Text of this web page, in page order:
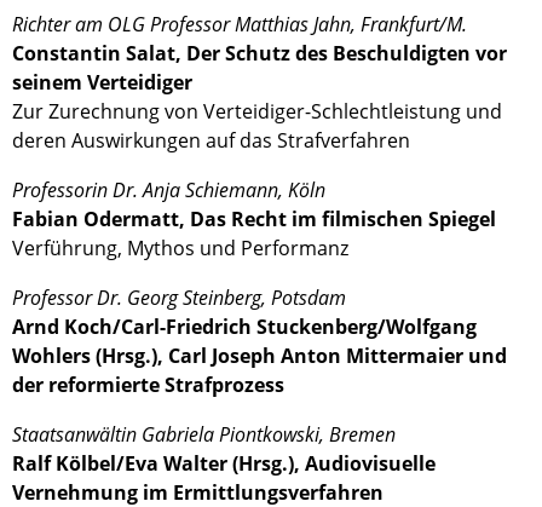
Richter am OLG Professor Matthias Jahn, Frankfurt/M.
Constantin Salat, Der Schutz des Beschuldigten vor
seinem Verteidiger
Zur Zurechnung von Verteidiger-Schlechtleistung und
deren Auswirkungen auf das Strafverfahren
Professorin Dr. Anja Schiemann, Köln
Fabian Odermatt, Das Recht im filmischen Spiegel
Verführung, Mythos und Performanz
Professor Dr. Georg Steinberg, Potsdam
Arnd Koch/Carl-Friedrich Stuckenberg/Wolfgang
Wohlers (Hrsg.), Carl Joseph Anton Mittermaier und
der reformierte Strafprozess
Staatsanwältin Gabriela Piontkowski, Bremen
Ralf Kölbel/Eva Walter (Hrsg.), Audiovisuelle
Vernehmung im Ermittlungsverfahren